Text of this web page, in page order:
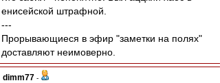
енисейской штрафной.
---
Прорывающиеся в эфир "заметки на полях"
доставляют неимоверно.
dimm77 -